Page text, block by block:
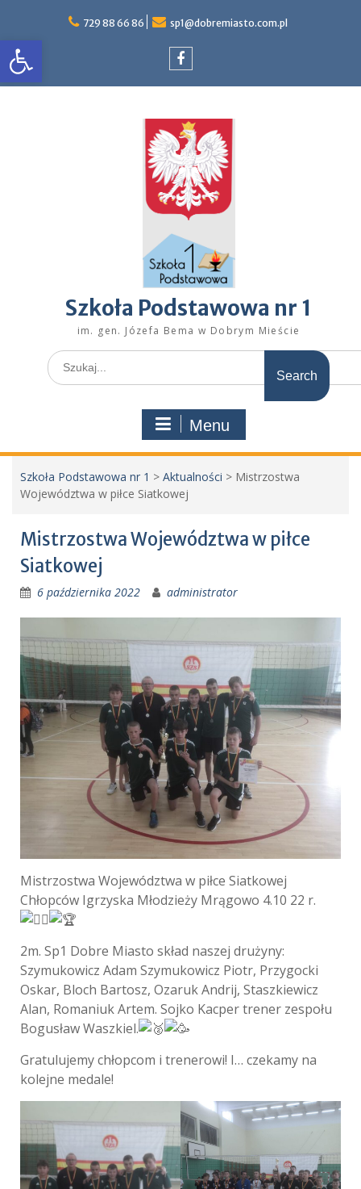
Otwórz pasek narzędzicontent
729 88 66 86 sp1@dobremiasto.com.pl
Szkoła Podstawowa nr 1
im. gen. Józefa Bema w Dobrym Mieście
Search
for:
Menu
Szkoła Podstawowa nr 1 > Aktualności > Mistrzostwa
Województwa w piłce Siatkowej
Mistrzostwa Województwa w piłce
Siatkowej
6 października 2022 administrator
Mistrzostwa Województwa w piłce Siatkowej
Chłopców Igrzyska Młodzieży Mrągowo 4.10 22 r.
2m. Sp1 Dobre Miasto skład naszej drużyny:
Szymukowicz Adam Szymukowicz Piotr, Przygocki
Oskar, Bloch Bartosz, Ozaruk Andrij, Staszkiewicz
Alan, Romaniuk Artem. Sojko Kacper trener zespołu
Bogusław Waszkiel.
Gratulujemy chłopcom i trenerowi! I… czekamy na
kolejne medale!